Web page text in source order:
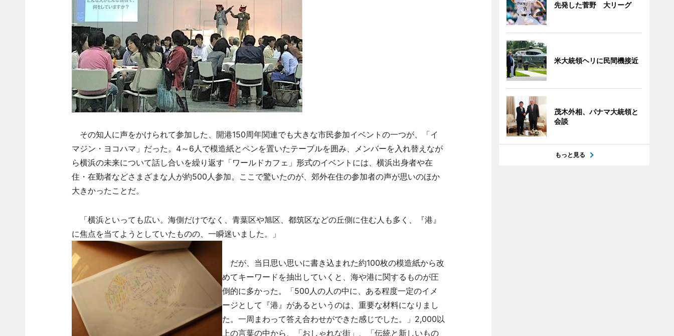
その知人に声をかけられて参加した、開港150周年関連でも大きな市民参加イベントの一つが、「イ
マジン・ヨコハマ」だった。4～6人で模造紙とペンを置いたテーブルを囲み、メンバーを入れ替えなが
ら横浜の未来について話し合いを繰り返す「ワールドカフェ」形式のイベントには、横浜出身者や在
住・在勤者などさまざまな人が約500人参加。ここで驚いたのが、郊外在住の参加者の声が思いのほか
大きかったことだ。
「横浜といっても広い。海側だけでなく、青葉区や旭区、都筑区などの丘側に住む人も多く、『港』
に焦点を当てようとしていたものの、一瞬迷いました。」
だが、当日思い思いに書き込まれた約100枚の模造紙から改
めてキーワードを抽出していくと、海や港に関するものが圧
倒的に多かった。「500人の人の中に、ある程度一定のイメ
ージとして『港』があるというのは、重要な材料になりまし
た。一周まわって答え合わせができた感じでした。」2,000以
上の言葉の中から、「おしゃれな街」、「伝統と新しいもの
先発した菅野 大リーグ
米大統領ヘリに民間機接近
茂木外相、パナマ大統領と
会談
もっと見る